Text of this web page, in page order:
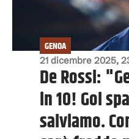
21 dicembre 2025,
GENOA
De Rossi:
in 10! Gol
salviamo.